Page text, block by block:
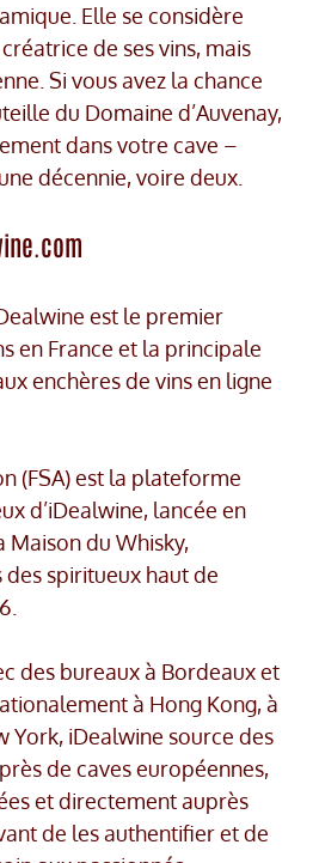
Elle se considère
de ses vins, mais
Si vous avez la chance
du Domaine d’Auvenay,
dans votre cave –
décennie, voire deux.
est le premier
en France et la principale
enchères de vins en ligne
(FSA) est la plateforme
d’iDealwine, lancée en
Maison du Whisky,
spiritueux haut de
des bureaux à Bordeaux et
à Hong Kong, à
York, iDealwine source des
de caves européennes,
et directement auprès
de les authentifier et de